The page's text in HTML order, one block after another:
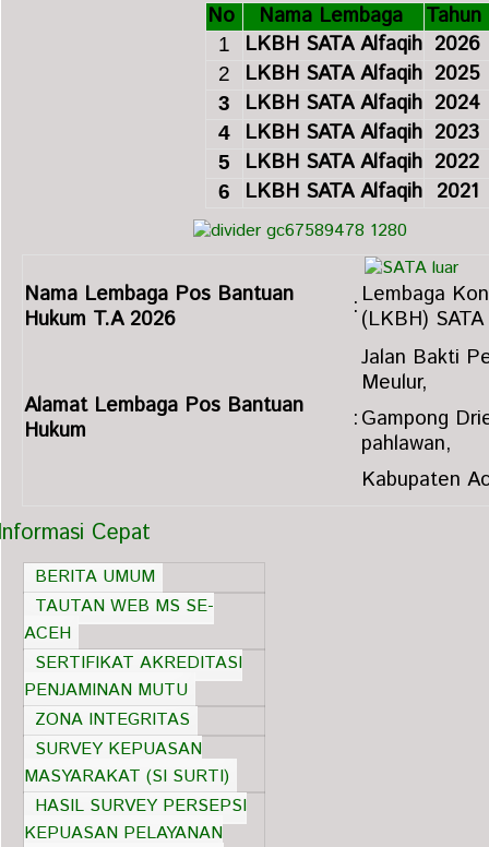
No
Nama Lembaga Tahun
1 LKBH SATA Alfaqih 2026
2 LKBH SATA Alfaqih 2025
3 LKBH SATA Alfaqih 2024
4 LKBH SATA Alfaqih 2023
5 LKBH SATA Alfaqih 2022
6 LKBH SATA Alfaqih 2021
Nama Lembaga Pos Bantuan
Hukum T.A 2026
: Lembaga
(LKBH)
Alamat Lembaga Pos Bantuan
Hukum
:
Jalan Bakti
Meulur,
Gampong
pahlawan,
Kabupaten
Cepat
BERITA UMUM
TAUTAN WEB MS SE-
ACEH
SERTIFIKAT AKREDITASI
PENJAMINAN MUTU
ZONA INTEGRITAS
SURVEY KEPUASAN
MASYARAKAT (SI SURTI)
HASIL SURVEY PERSEPSI
KEPUASAN PELAYANAN